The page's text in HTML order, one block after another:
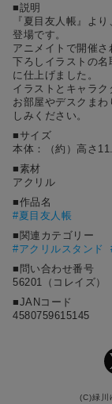
■説明
『夏目友人帳』よ
登場です。
アニメイトで開催
下ろしイラストの
に仕上げました。
イラストとキャラク
お部屋やデスクま
しみください。
■サイズ
本体：（約）高さ
■素材
アクリル
■作品名
#夏目友人帳
■関連カテゴリー
#アクリルスタンド
■問い合わせ番号
56201（コレイズ）
■JANコード
4580759615145
(C)緑川